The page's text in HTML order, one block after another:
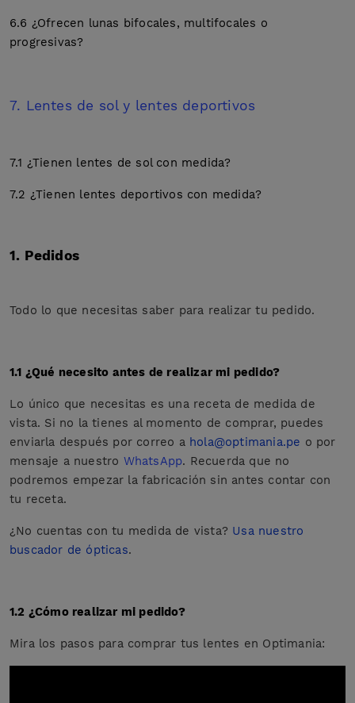
6.6 ¿Ofrecen lunas bifocales, multifocales o
progresivas?
7. Lentes de sol y lentes deportivos
7.1 ¿Tienen lentes de sol con medida?
7.2 ¿Tienen lentes deportivos con medida?
1. Pedidos
Todo lo que necesitas saber para realizar tu pedido.
1.1 ¿Qué necesito antes de realizar mi pedido?
Lo único que necesitas es una receta de medida de
vista. Si no la tienes al momento de comprar, puedes
enviarla después por correo a hola@optimania.pe o por
mensaje a nuestro WhatsApp. Recuerda que no
podremos empezar la fabricación sin antes contar con
tu receta.
¿No cuentas con tu medida de vista? Usa nuestro
buscador de ópticas.
1.2 ¿Cómo realizar mi pedido?
Mira los pasos para comprar tus lentes en Optimania: